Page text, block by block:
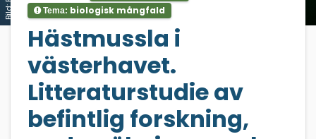
Tema: biologisk mångfald
Hästmussla i
västerhavet.
Litteraturstudie av
befintlig forskning,